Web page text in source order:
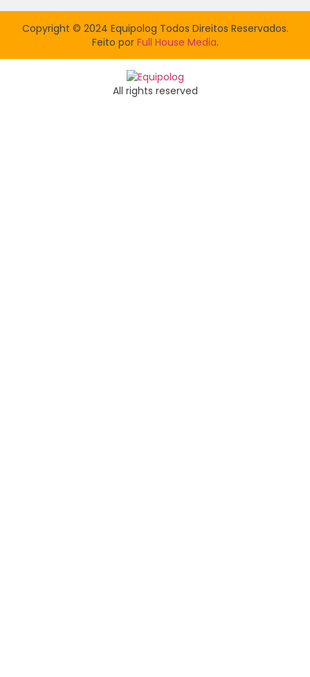
Copyright © 2024 Equipolog Todos Direitos Reservados.
Feito por Full House Media.
All rights reserved